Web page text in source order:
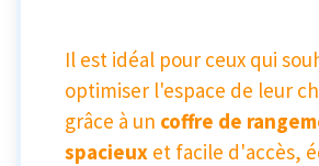
Il est idéal pour ceux qui
optimiser l'espace de leur
grâce à un coffre de
spacieux et facile d'accès,